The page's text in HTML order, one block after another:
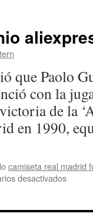
que Paolo
con la
de la
en 1990,
camiseta real madrid
desactivadosen
nio